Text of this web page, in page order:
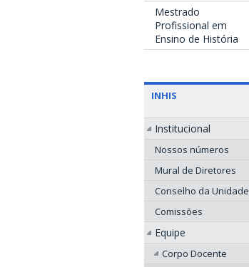
Mestrado
Profissional em
Ensino de História
INHIS
Institucional
Nossos números
Mural de Diretores
Conselho da Unidade
Comissões
Equipe
Corpo Docente